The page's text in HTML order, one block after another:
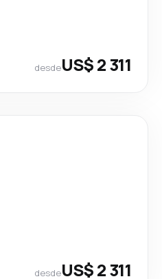
desdeUS$ 2 311
desdeUS$ 2 311